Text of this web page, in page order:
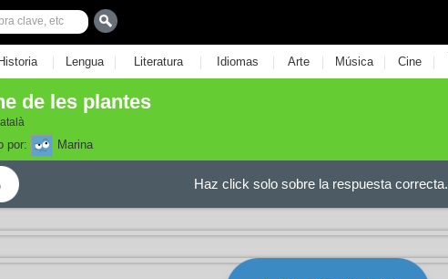
Historia | Lengua | Literatura | Idiomas | Arte | Música | Cine |
de les plantes
por: Marina
Haz click solo sobre la respuesta correcta.